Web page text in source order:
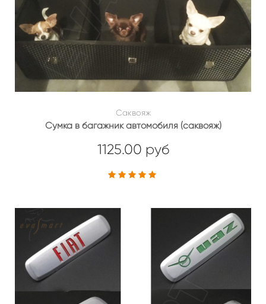
Саквояж
Сумка в багажник автомобиля (саквояж)
1125.00 руб